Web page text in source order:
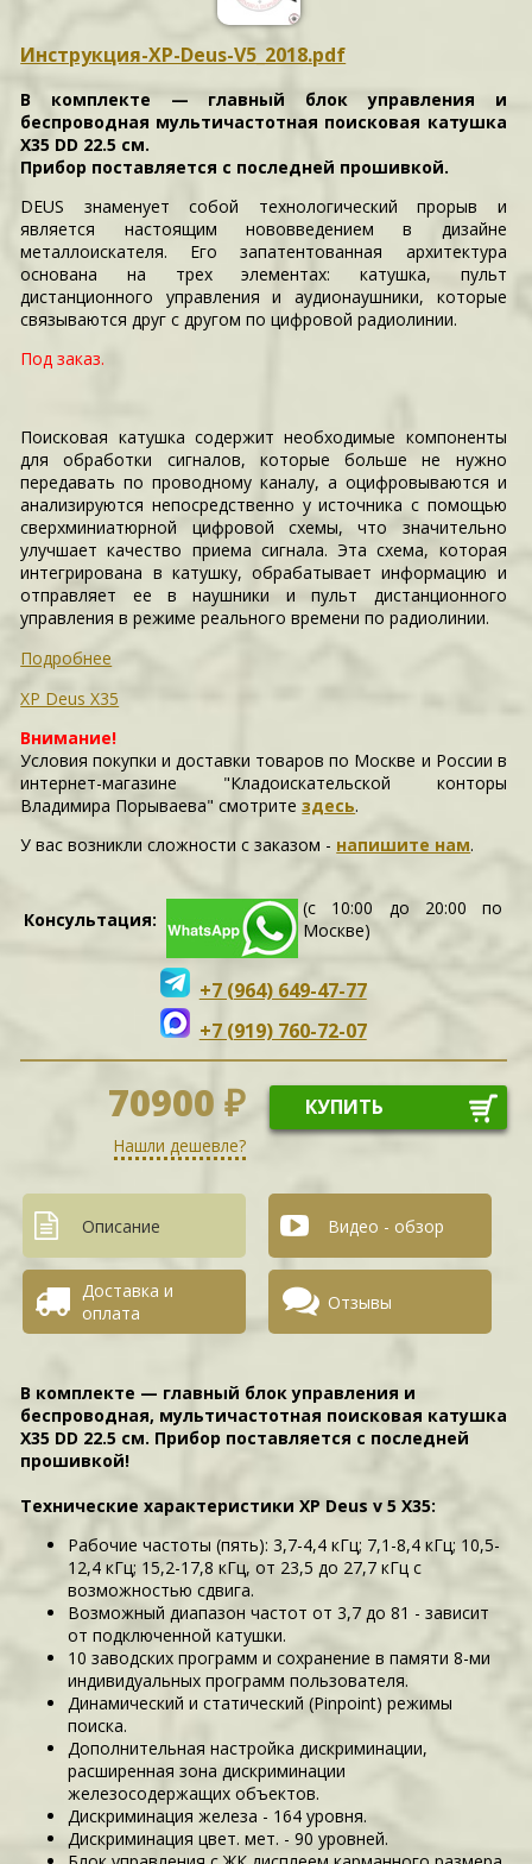
Инструкция-XP-Deus-V5_2018.pdf
В комплекте — главный блок управления и
беспроводная мультичастотная поисковая катушка
X35 DD 22.5 см.
Прибор поставляется с последней прошивкой.
DEUS знаменует собой технологический прорыв и
является настоящим нововведением в дизайне
металлоискателя. Его запатентованная архитектура
основана на трех элементах: катушка, пульт
дистанционного управления и аудионаушники, которые
связываются друг с другом по цифровой радиолинии.
Под заказ.
Поисковая катушка содержит необходимые компоненты
для обработки сигналов, которые больше не нужно
передавать по проводному каналу, а оцифровываются и
анализируются непосредственно у источника с помощью
сверхминиатюрной цифровой схемы, что значительно
улучшает качество приема сигнала. Эта схема, которая
интегрирована в катушку, обрабатывает информацию и
отправляет ее в наушники и пульт дистанционного
управления в режиме реального времени по радиолинии.
Подробнее
XP Deus X35
Внимание!
Условия покупки и доставки товаров по Москве и России в
интернет-магазине "Кладоискательской конторы
Владимира Порываева" смотритездесь.
У вас возникли сложности c заказом - напишите нам.
Консультация:
(с 10:00 до 20:00 по
Москве)
+7 (964) 649-47-77
+7 (919) 760-72-07
70900 ₽ КУПИТЬ
Нашли дешевле?
Описание Видео - обзор
Доставка и
оплата
Отзывы
В комплекте — главный блок управления и
беспроводная, мультичастотная поисковая катушка
X35 DD 22.5 см. Прибор поставляется с последней
прошивкой!
Технические характеристики XP Deus v 5 X35:
Рабочие частоты (пять): 3,7-4,4 кГц; 7,1-8,4 кГц; 10,5-
12,4 кГц; 15,2-17,8 кГц, от 23,5 до 27,7 кГц с
возможностью сдвига.
Возможный диапазон частот от 3,7 до 81 - зависит
от подключенной катушки.
10 заводских программ и сохранение в памяти 8-ми
индивидуальных программ пользователя.
Динамический и статический (Pinpoint) режимы
поиска.
Дополнительная настройка дискриминации,
расширенная зона дискриминации
железосодержащих объектов.
Дискриминация железа - 164 уровня.
Дискриминация цвет. мет. - 90 уровней.